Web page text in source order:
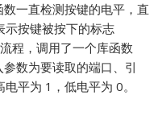
一直检测按键的电平，直
示按键被按下的标志
程，调用了一个库函数
数为要读取的端口、引
平为 1，低电平为 0。